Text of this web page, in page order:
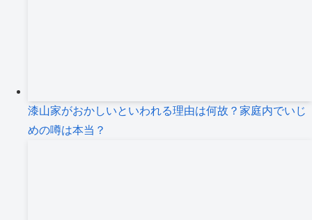
漆山家がおかしいといわれる理由は何故？家庭内でいじ
めの噂は本当？